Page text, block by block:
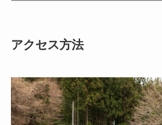
アクセス方法